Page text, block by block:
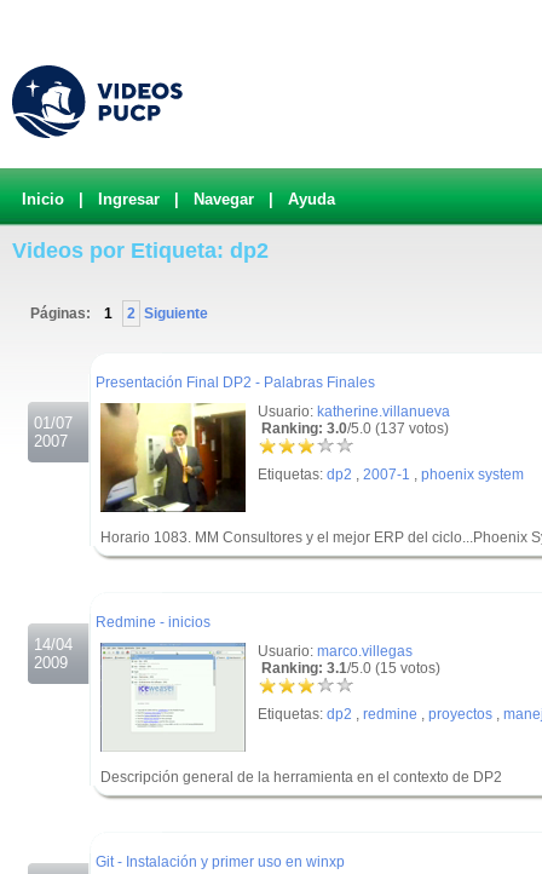
Inicio Ingresar Navegar Ayuda
Videos por Etiqueta: dp2
Páginas: 1 2 Siguiente
01/07
2007
Presentación Final DP2 - Palabras Finales
Usuario: katherine.villanueva
Ranking: 3.0/5.0 (137 votos)
Etiquetas: dp2 , 2007-1 , phoenix system
Horario 1083. MM Consultores y el mejor ERP del ciclo...Phoenix
14/04
2009
Redmine - inicios
Usuario: marco.villegas
Ranking: 3.1/5.0 (15 votos)
Etiquetas: dp2 , redmine , proyectos ,
Descripción general de la herramienta en el contexto de DP2
Git - Instalación y primer uso en winxp